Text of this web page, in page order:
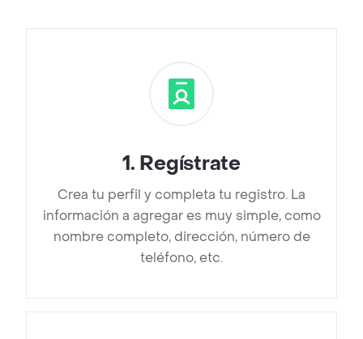
1. Regístrate
Crea tu perfil y completa tu registro. La
información a agregar es muy simple, como
nombre completo, dirección, número de
teléfono, etc.